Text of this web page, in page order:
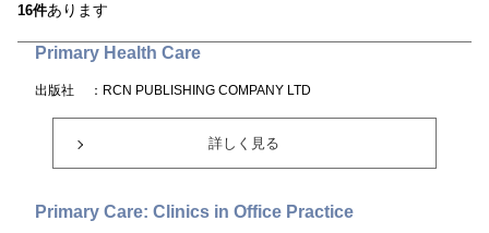
16件あります
Primary Health Care
出版社 ：RCN PUBLISHING COMPANY LTD
詳しく見る
Primary Care: Clinics in Office Practice